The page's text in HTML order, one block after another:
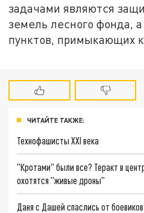
задачами являются
земель лесного фонда,
пунктов, примыкающих
ЧИТАЙТЕ ТАКЖЕ:
Технофашисты XXI века
"Кротами" были все? Теракт в
охотятся "живые дроны"
Даня с Дашей спаслись от